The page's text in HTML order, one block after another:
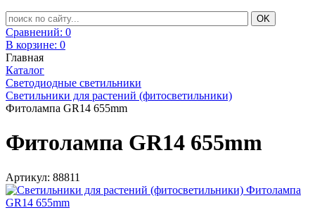
Сравнений: 0
В корзине: 0
Главная
Каталог
Светодиодные светильники
Светильники для растений (фитосветильники)
Фитолампа GR14 655mm
Фитолампа GR14 655mm
Артикул: 88811